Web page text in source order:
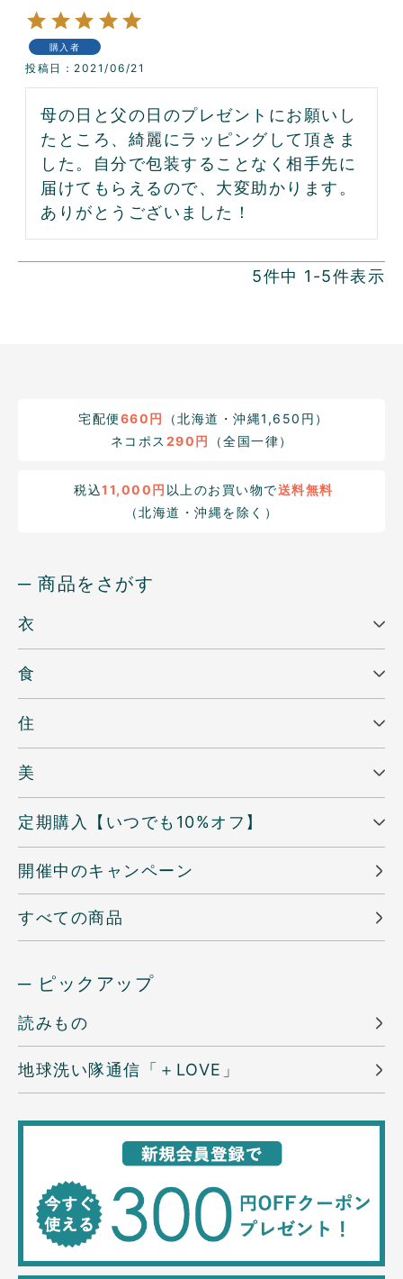
購入者
投稿日 2021/06/21
母の日と父の日のプレゼントにお願いし
たところ、綺麗にラッピングして頂きま
した。自分で包装することなく相手先に
届けてもらえるので、大変助かります。
ありがとうございました！
5件中 1 -5件表示
宅配便660円
（北海道・沖縄1,650円）
ネコポス 290円 （全国一律）
税込11,000円 以上のお買い物で送料無料
（北海道・沖縄を除く）
─ 商品をさがす
衣
食
住
美
定期購入【いつでも10%オフ】
開催中のキャンペーン
すべての商品
─ ピックアップ
読みもの
地球洗い隊通信「＋LOVE」